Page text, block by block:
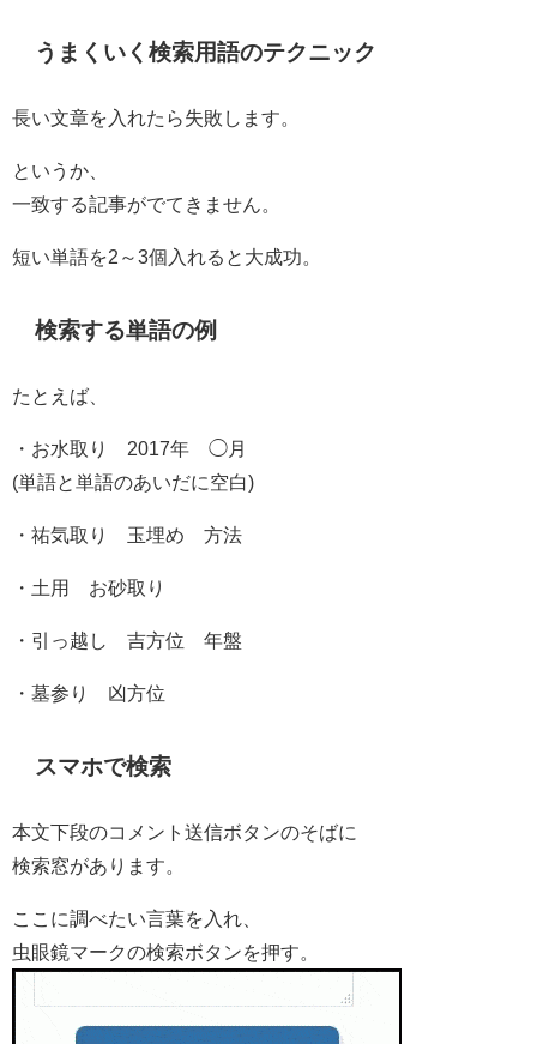
うまくいく検索用語のテクニック
長い文章を入れたら失敗します。
というか、
一致する記事がでてきません。
短い単語を2～3個入れると大成功。
検索する単語の例
たとえば、
・お水取り 2017年 ◯月
(単語と単語のあいだに空白)
・祐気取り 玉埋め 方法
・土用 お砂取り
・引っ越し 吉方位 年盤
・墓参り 凶方位
スマホで検索
本文下段のコメント送信ボタンのそばに
検索窓があります。
ここに調べたい言葉を入れ、
虫眼鏡マークの検索ボタンを押す。